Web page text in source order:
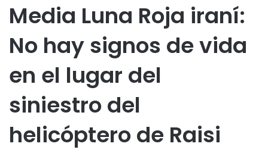
Media Luna Roja iraní:
No hay signos de vida
en el lugar del
siniestro del
helicóptero de Raisi